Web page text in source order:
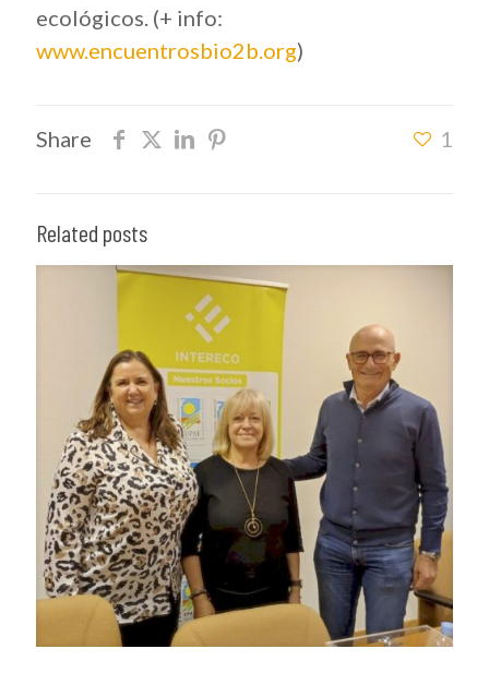
ecológicos. (+ info:
www.encuentrosbio2b.org)
Share 1
Related posts